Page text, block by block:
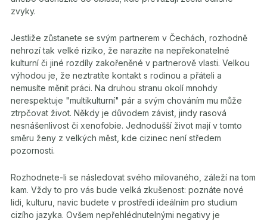
zvyky.
Jestliže zůstanete se svým partnerem v Čechách, rozhodně
nehrozí tak velké riziko, že narazíte na nepřekonatelné
kulturní či jiné rozdíly zakořeněné v partnerově vlasti. Velkou
výhodou je, že neztratíte kontakt s rodinou a přáteli a
nemusíte měnit práci. Na druhou stranu okolí mnohdy
nerespektuje "multikulturní" pár a svým chováním mu může
ztrpčovat život. Někdy je důvodem závist, jindy rasová
nesnášenlivost či xenofobie. Jednodušší život mají v tomto
směru ženy z velkých měst, kde cizinec není středem
pozornosti.
Rozhodnete-li se následovat svého milovaného, záleží na tom
kam. Vždy to pro vás bude velká zkušenost: poznáte nové
lidi, kulturu, navic budete v prostředí ideálním pro studium
cizího jazyka. Ovšem nepřehlédnutelnými negativy je